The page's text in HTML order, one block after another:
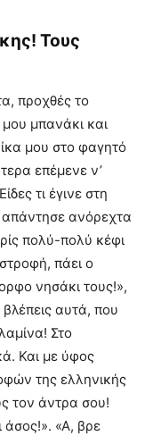
Τους
προχθές το
μπανάκι και
μου στο φαγητό
επέμενε ν’
τι έγινε στη
απάντησε ανόρεχτα
πολύ-πολύ κέφι
πάει ο
νησάκι τους!»,
αυτά, που
Στο
Και με ύφος
της ελληνικής
τον άντρα σου!
άσος!». «Α, βρε